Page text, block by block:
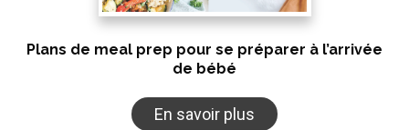
Plans de meal prep pour se préparer à l’arrivée
de bébé
En savoir plus